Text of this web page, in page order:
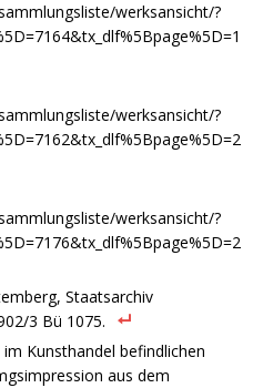
werksansicht/?
werksansicht/?
werksansicht/?
Staatsarchiv
3 Bü 1075.
Kunsthandel befindlichen
aus dem